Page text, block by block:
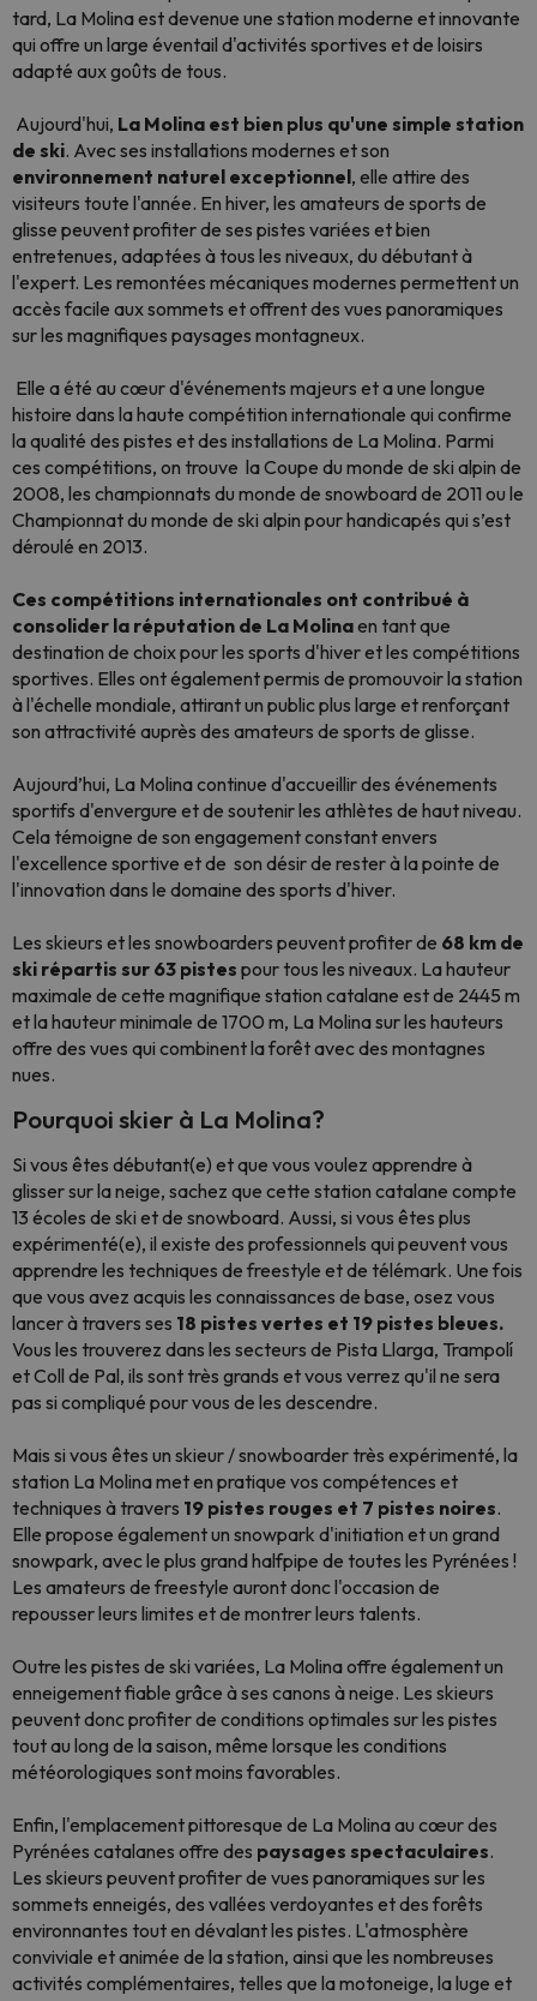
tard, La Molina est devenue une station moderne et innovante
qui offre un large éventail d'activités sportives et de loisirs
adapté aux goûts de tous.
Aujourd'hui, La Molina est bien plus qu'une simple station
de ski. Avec ses installations modernes et son
environnement naturel exceptionnel, elle attire des
visiteurs toute l'année. En hiver, les amateurs de sports de
glisse peuvent profiter de ses pistes variées et bien
entretenues, adaptées à tous les niveaux, du débutant à
l'expert. Les remontées mécaniques modernes permettent un
accès facile aux sommets et offrent des vues panoramiques
sur les magnifiques paysages montagneux.
Elle a été au cœur d'événements majeurs et a une longue
histoire dans la haute compétition internationale qui confirme
la qualité des pistes et des installations de La Molina. Parmi
ces compétitions, on trouve la Coupe du monde de ski alpin de
2008, les championnats du monde de snowboard de 2011 ou le
Championnat du monde de ski alpin pour handicapés qui s’est
déroulé en 2013.
Ces compétitions internationales ont contribué à
consolider la réputation de La Molinaen tant que
destination de choix pour les sports d'hiver et les compétitions
sportives. Elles ont également permis de promouvoir la station
à l'échelle mondiale, attirant un public plus large et renforçant
son attractivité auprès des amateurs de sports de glisse.
Aujourd’hui, La Molina continue d'accueillir des événements
sportifs d'envergure et de soutenir les athlètes de haut niveau.
Cela témoigne de son engagement constant envers
l'excellence sportive et de son désir de rester à la pointe de
l'innovation dans le domaine des sports d'hiver.
Les skieurs et les snowboarders peuvent profiter de 68 km de
ski répartis sur 63 pistes pour tous les niveaux. La hauteur
maximale de cette magnifique station catalane est de 2445 m
et la hauteur minimale de 1700 m, La Molina sur les hauteurs
offre des vues qui combinent la forêt avec des montagnes
nues.
Pourquoi skier à La Molina?
Si vous êtes débutant(e) et que vous voulez apprendre à
glisser sur la neige, sachez que cette station catalane compte
13 écoles de ski et de snowboard. Aussi, si vous êtes plus
expérimenté(e), il existe des professionnels qui peuvent vous
apprendre les techniques de freestyle et de télémark. Une fois
que vous avez acquis les connaissances de base, osez vous
lancer à travers ses 18 pistes vertes et 19 pistes bleues.
Vous les trouverez dans les secteurs de Pista Llarga, Trampolí
et Coll de Pal, ils sont très grands et vous verrez qu'il ne sera
pas si compliqué pour vous de les descendre.
Mais si vous êtes un skieur / snowboarder très expérimenté, la
station La Molina met en pratique vos compétences et
techniques à travers 19 pistes rouges et 7 pistes noires.
Elle propose également un snowpark d'initiation et un grand
snowpark, avec le plus grand halfpipe de toutes les Pyrénées !
Les amateurs de freestyle auront donc l'occasion de
repousser leurs limites et de montrer leurs talents.
Outre les pistes de ski variées, La Molina offre également un
enneigement fiable grâce à ses canons à neige. Les skieurs
peuvent donc profiter de conditions optimales sur les pistes
tout au long de la saison, même lorsque les conditions
météorologiques sont moins favorables.
Enfin, l'emplacement pittoresque de La Molina au cœur des
Pyrénées catalanes offre des paysages spectaculaires.
Les skieurs peuvent profiter de vues panoramiques sur les
sommets enneigés, des vallées verdoyantes et des forêts
environnantes tout en dévalant les pistes. L'atmosphère
conviviale et animée de la station, ainsi que les nombreuses
activités complémentaires, telles que la motoneige, la luge et